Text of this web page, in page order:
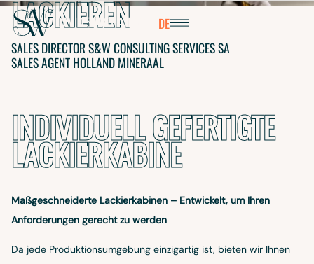
DAVIDSIEBERATH DE
LACKIEREN
SALES DIRECTOR S&W CONSULTING SERVICES SA
SALES AGENT HOLLAND MINERAAL
INDIVIDUELL GEFERTIGTE
LACKIERKABINE
Maßgeschneiderte Lackierkabinen – Entwickelt, um Ihren
Anforderungen gerecht zu werden
Da jede Produktionsumgebung einzigartig ist, bieten wir Ihnen